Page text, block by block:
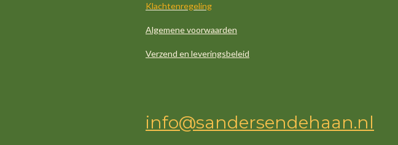
Klachtenregeling
Algemene voorwaarden
Verzend en leveringsbeleid
info@sandersendehaan.nl